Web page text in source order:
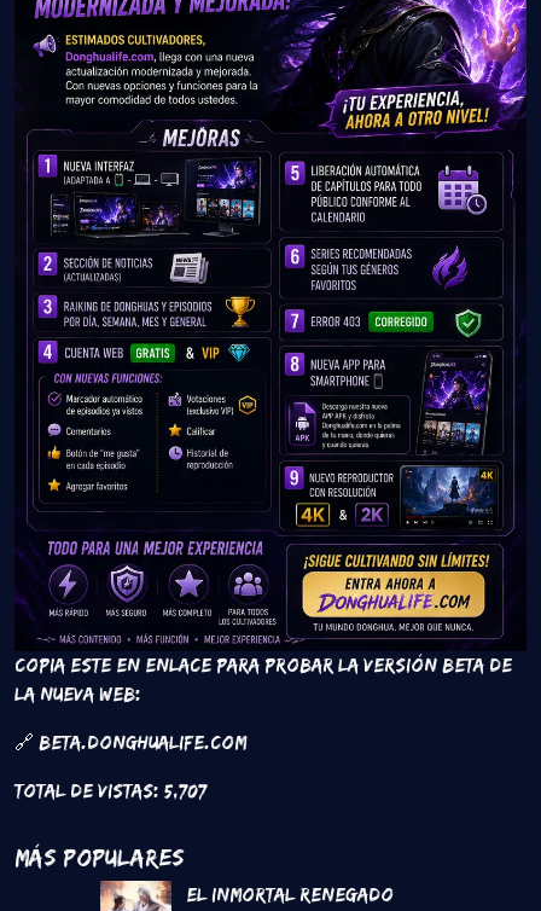
Copia este en enlace para probar la versión beta de
la nueva web:
🔗 beta.donghualife.com
Total de vistas: 5,707
Más Populares
El inmortal renegado